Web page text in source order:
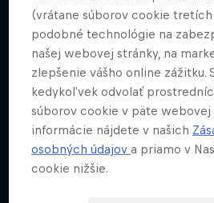
(vrátane súborov cookie
podobné technológie na
našej webovej stránky, na
zlepšenie vášho online zážitku.
kedykoľvek odvolať
súborov cookie v päte webovej
informácie nájdete v našich
osobných údajova priamo v
cookie nižšie.